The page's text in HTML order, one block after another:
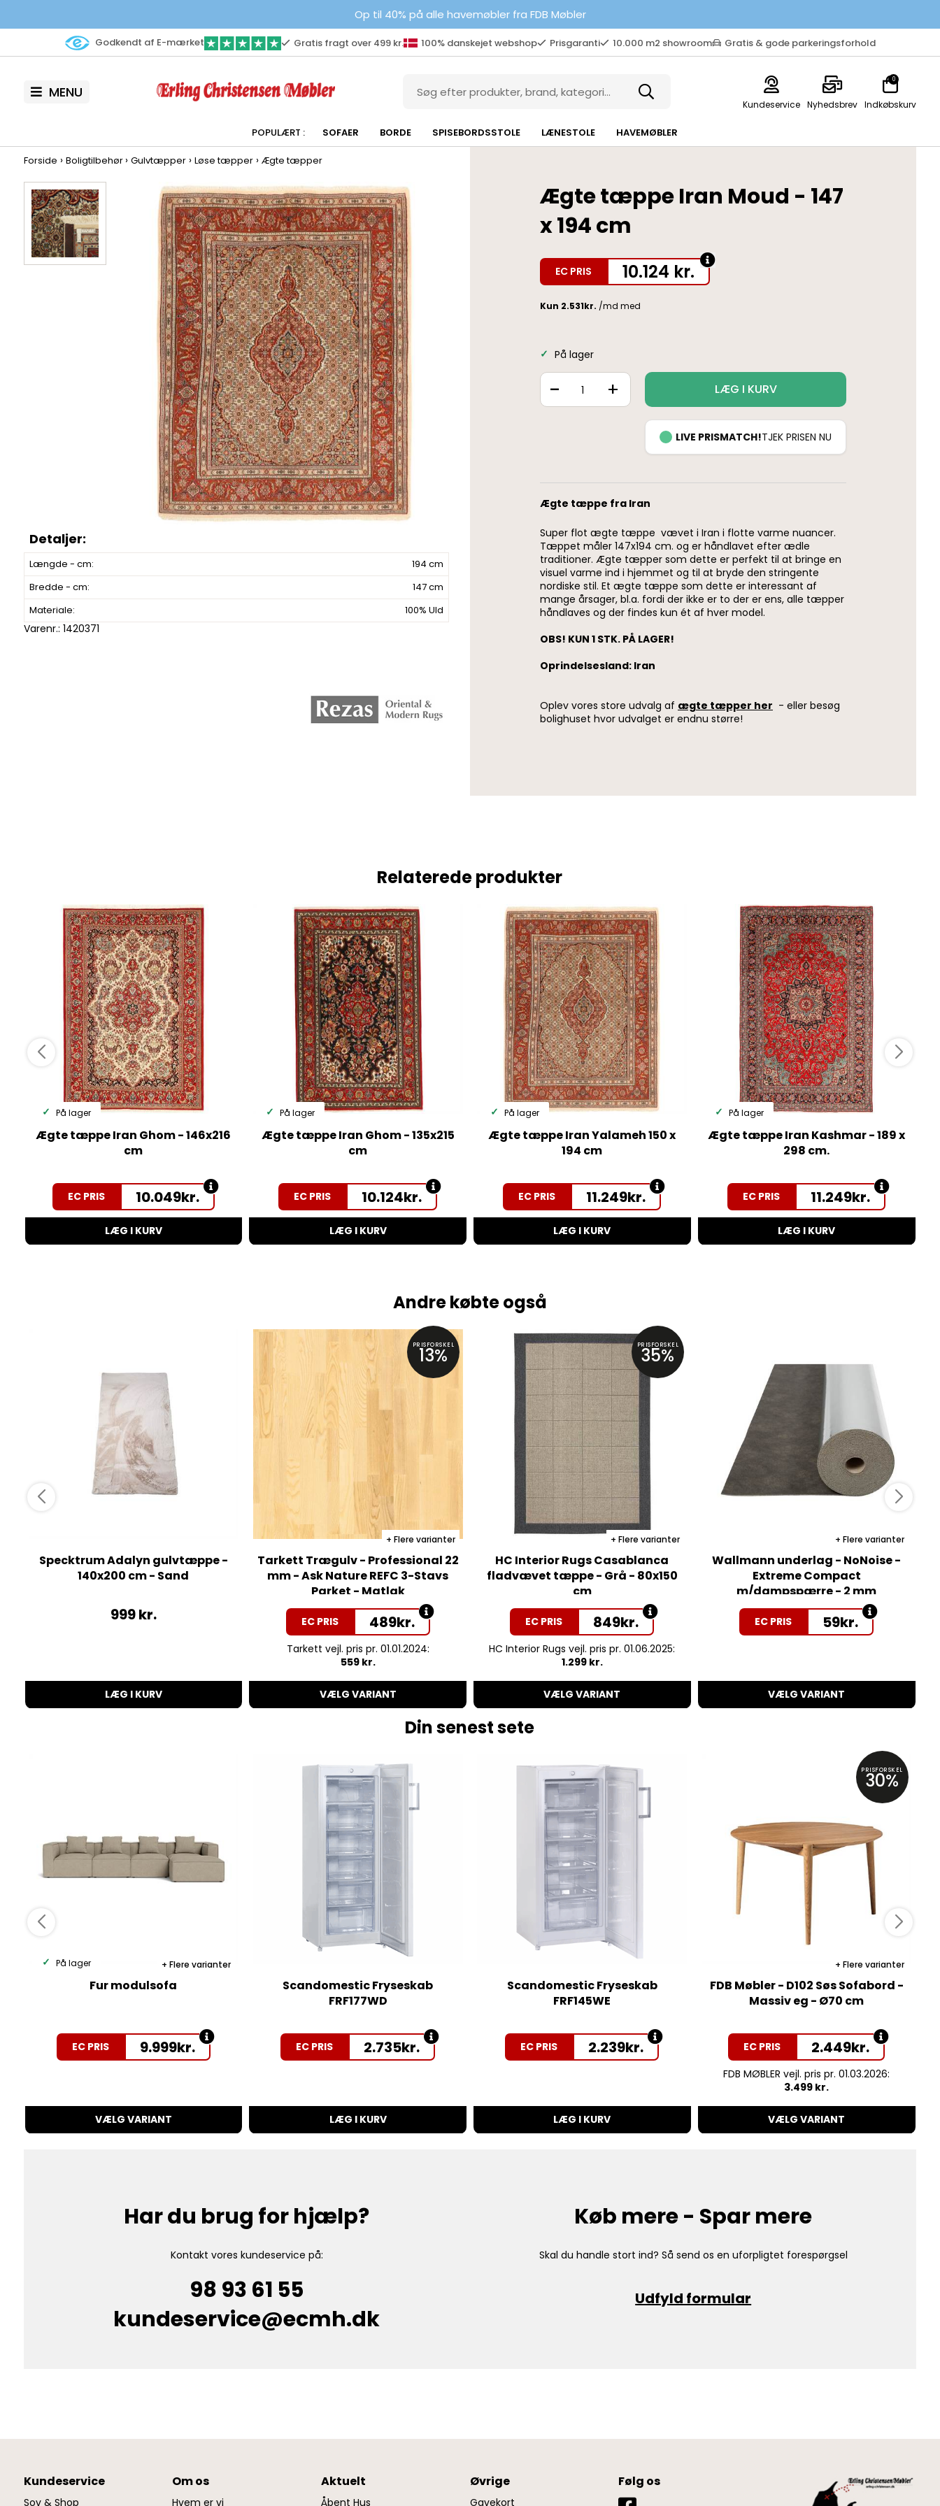
Op til 40% på alle havemøbler fra FDB Møbler
Godkendt af E-mærket Gratis fragt over 499 kr. 100% danskejet webshop Prisgaranti 10.000 m2 showroom Gratis & gode parkeringsforhold
MENU
Kundeservice Nyhedsbrev Indkøbskurv
0
SOFAER BORDE SPISEBORDSSTOLE LÆNESTOLE HAVEMØBLER
Forside › Boligtilbehør › Gulvtæpper› Løse tæpper› Ægte tæpper
Længde - cm:
194 cm
Bredde - cm:
147 cm
Materiale:
100% Uld
Varenr.: 1420371
Ægte tæppe Iran Moud - 147
x 194 cm
EC PRIS 10.124 kr.
På lager
+
- LÆG I KURV
LIVE PRISMATCH!TJEK PRISEN NU
Ægte tæppe fra Iran
Super flot ægte tæppe vævet i Iran i flotte varme nuancer.
Tæppet måler 147x194 cm. og er håndlavet efter ædle
traditioner. Ægte tæpper som dette er perfekt til at bringe en
visuel varme ind i hjemmet og til at bryde den stringente
nordiske stil. Et ægte tæppe som dette er interessant af
mange årsager, bl.a. fordi der ikke er to der er ens, alle tæpper
håndlaves og der findes kun ét af hver model.
OBS! KUN 1 STK. PÅ LAGER!
Oprindelsesland: Iran
Oplev vores store udvalg af ægte tæpper her - eller besøg
bolighuset hvor udvalget er endnu større!
Relaterede produkter
På lager
Ægte tæppe Iran Ghom - 146x216
cm
EC PRIS 10.049kr.
LÆG I KURV
På lager
Ægte tæppe Iran Ghom - 135x215
cm
EC PRIS 10.124kr.
LÆG I KURV
På lager
Ægte tæppe Iran Yalameh 150 x
194 cm
EC PRIS 11.249kr.
LÆG I KURV
På lager
Ægte tæppe Iran Kashmar - 189 x
298 cm.
EC PRIS 11.249kr.
LÆG I KURV
Andre købte også
Specktrum Adalyn gulvtæppe -
140x200 cm - Sand
999kr.
LÆG I KURV
PRISFORSKEL
13%
Flere varianter
Tarkett Trægulv - Professional 22
mm - Ask Nature REFC 3-Stavs
Parket - Matlak
EC PRIS 489kr.
Tarkett vejl. pris pr. 01.01.2024:
559 kr.
VÆLG VARIANT
PRISFORSKEL
35%
Flere varianter
HC Interior Rugs Casablanca
fladvævet tæppe - Grå - 80x150
cm
EC PRIS 849kr.
HC Interior Rugs vejl. pris pr. 01.06.2025:
1.299 kr.
VÆLG VARIANT
Flere varianter
Wallmann underlag - NoNoise -
Extreme Compact
m/dampspærre - 2 mm
EC PRIS 59kr.
VÆLG VARIANT
Din senest sete
Flere varianter
På lager
Fur modulsofa
EC PRIS 9.999kr.
VÆLG VARIANT
Scandomestic Fryseskab
FRF177WD
EC PRIS 2.735kr.
LÆG I KURV
Scandomestic Fryseskab
FRF145WE
EC PRIS 2.239kr.
LÆG I KURV
PRISFORSKEL
30%
Flere varianter
FDB Møbler - D102 Søs Sofabord -
Massiv eg - Ø70 cm
EC PRIS 2.449kr.
FDB MØBLER vejl. pris pr. 01.03.2026:
3.499 kr.
VÆLG VARIANT
Har du brug for hjælp?
Kontakt vores kundeservice på:
98 93 61 55
kundeservice@ecmh.dk
Køb mere - Spar mere
Skal du handle stort ind? Så send os en uforpligtet forespørgsel
Udfyld formular
Kundeservice
Sov & Shop
Om os
Hvem er vi
Aktuelt
Åbent Hus
Øvrige
Gavekort
Følg os